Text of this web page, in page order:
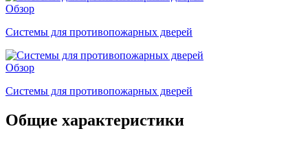
Обзор
Системы для противопожарных дверей
Обзор
Системы для противопожарных дверей
Общие характеристики